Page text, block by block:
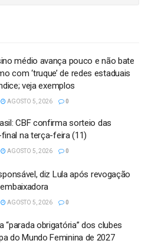
médio avança pouco e não bate
com ‘truque’ de redes estaduais
veja exemplos
AGOSTO 5, 2026 0
CBF confirma sorteio das
na terça-feira (11)
AGOSTO 5, 2026 0
diz Lula após revogação
AGOSTO 5, 2026 0
“parada obrigatória” dos clubes
do Mundo Feminina de 2027